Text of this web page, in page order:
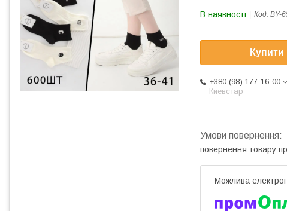
В наявності Код: BY-
Купити
+380 (98) 177-16-00
Киевстар
повернення товару